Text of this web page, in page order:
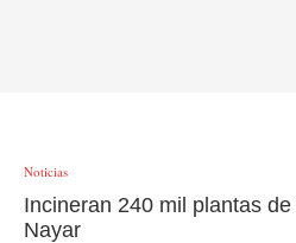
Noticias
Incineran 240 mil plantas
Nayar